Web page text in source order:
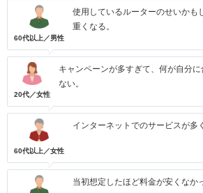
60代以上／男性
使用しているルーターのせいかも
重くなる。
20代／女性
キャンペーンが多すぎて、何が自分
ない。
60代以上／女性
インターネットでのサービスが多
当初想定したほど料金が安くなか